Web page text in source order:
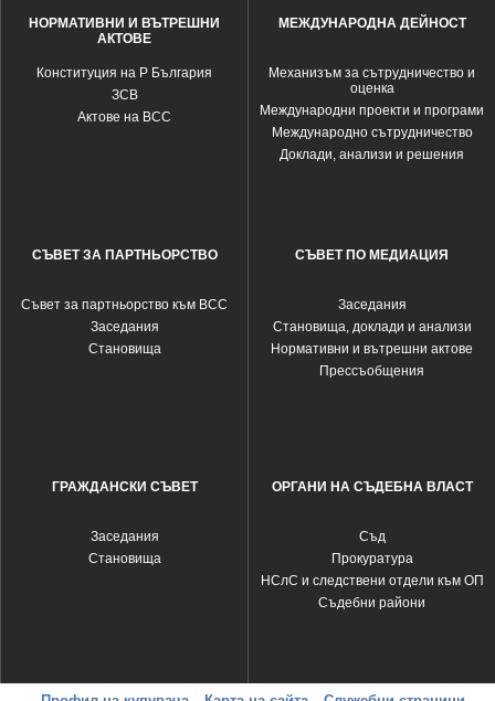
НОРМАТИВНИ И ВЪТРЕШНИ
АКТОВЕ
Конституция на Р България
ЗСВ
Актове на ВСС
МЕЖДУНАРОДНА ДЕЙНОСТ
Механизъм за сътрудничество и
оценка
Международни проекти и програми
Международно сътрудничество
Доклади, анализи и решения
СЪВЕТ ЗА ПАРТНЬОРСТВО
Съвет за партньорство към ВСС
Заседания
Становища
СЪВЕТ ПО МЕДИАЦИЯ
Заседания
Становища, доклади и анализи
Нормативни и вътрешни актове
Прессъобщения
ГРАЖДАНСКИ СЪВЕТ
Заседания
Становища
ОРГАНИ НА СЪДЕБНА ВЛАСТ
Съд
Прокуратура
НСлС и следствени отдели към ОП
Съдебни райони